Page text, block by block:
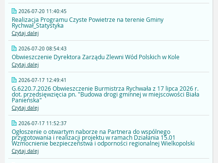
2026-07-20 11:40:45
Realizacja Programu Czyste Powietrze na terenie Gminy
Rychwał_Statystyka
Czytaj dalej
2026-07-20 08:54:43
Obwieszczenie Dyrektora Zarządu Zlewni Wód Polskich w Kole
Czytaj dalej
2026-07-17 12:49:41
G.6220.7.2026 Obwieszczenie Burmistrza Rychwała z 17 lipca 2026 r.
dot. przedsięwzięcia pn. "Budowa drogi gminnej w miejscowości Biała
Panieńska"
Czytaj dalej
2026-07-17 11:52:37
Ogłoszenie o otwartym naborze na Partnera do wspólnego
przygotowania i realizacji projektu w ramach Działania 15.01
Wzmocnienie bezpieczeństwa i odporności regionalnej Wielkopolski
Czytaj dalej